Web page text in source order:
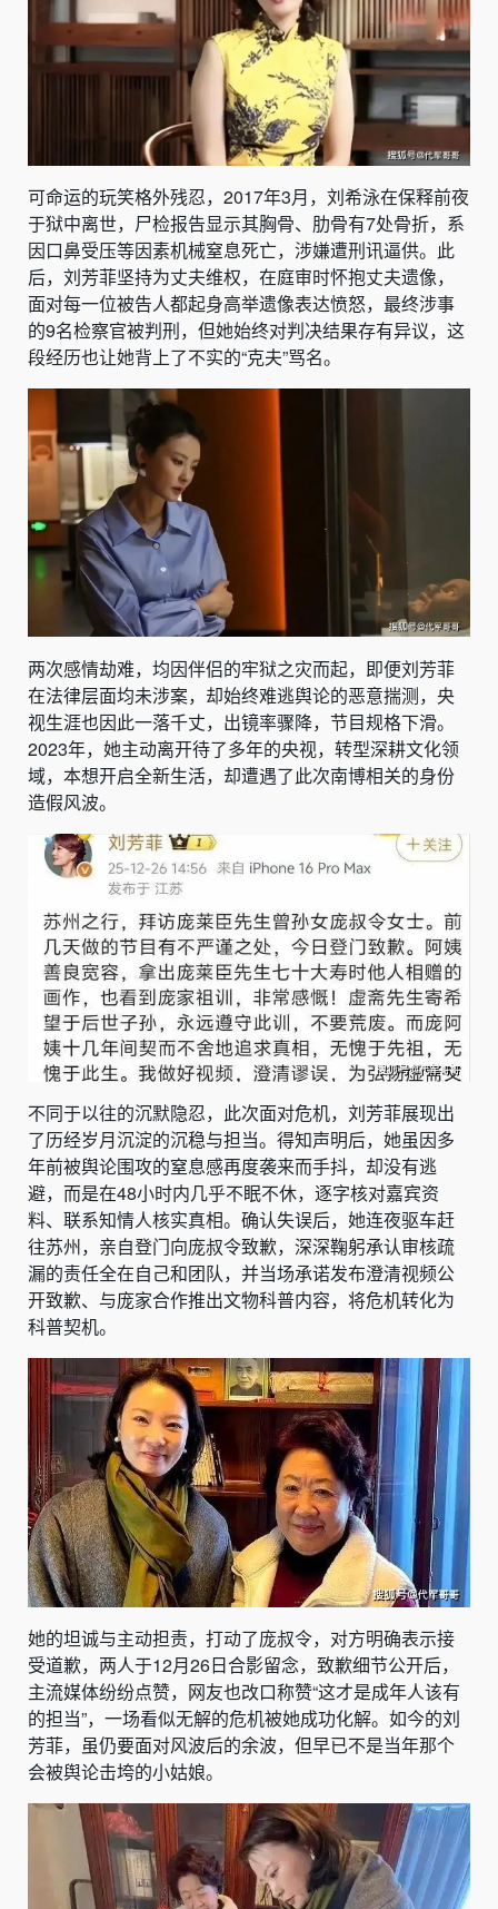
可命运的玩笑格外残忍，2017年3月，刘希泳在保释前夜
于狱中离世，尸检报告显示其胸骨、肋骨有7处骨折，系
因口鼻受压等因素机械窒息死亡，涉嫌遭刑讯逼供。此
后，刘芳菲坚持为丈夫维权，在庭审时怀抱丈夫遗像，
面对每一位被告人都起身高举遗像表达愤怒，最终涉事
的9名检察官被判刑，但她始终对判决结果存有异议，这
段经历也让她背上了不实的“克夫”骂名。
两次感情劫难，均因伴侣的牢狱之灾而起，即便刘芳菲
在法律层面均未涉案，却始终难逃舆论的恶意揣测，央
视生涯也因此一落千丈，出镜率骤降，节目规格下滑。
2023年，她主动离开待了多年的央视，转型深耕文化领
域，本想开启全新生活，却遭遇了此次南博相关的身份
造假风波。
不同于以往的沉默隐忍，此次面对危机，刘芳菲展现出
了历经岁月沉淀的沉稳与担当。得知声明后，她虽因多
年前被舆论围攻的窒息感再度袭来而手抖，却没有逃
避，而是在48小时内几乎不眠不休，逐字核对嘉宾资
料、联系知情人核实真相。确认失误后，她连夜驱车赶
往苏州，亲自登门向庞叔令致歉，深深鞠躬承认审核疏
漏的责任全在自己和团队，并当场承诺发布澄清视频公
开致歉、与庞家合作推出文物科普内容，将危机转化为
科普契机。
她的坦诚与主动担责，打动了庞叔令，对方明确表示接
受道歉，两人于12月26日合影留念，致歉细节公开后，
主流媒体纷纷点赞，网友也改口称赞“这才是成年人该有
的担当”，一场看似无解的危机被她成功化解。如今的刘
芳菲，虽仍要面对风波后的余波，但早已不是当年那个
会被舆论击垮的小姑娘。